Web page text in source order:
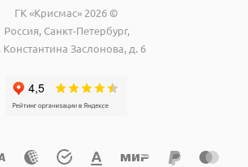
ГК «Крисмас» 2026 ©
Россия, Санкт-Петербург,
Константина Заслонова, д. 6